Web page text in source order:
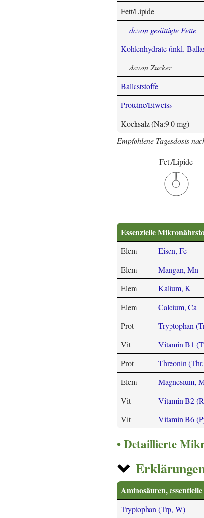
Fett/Lipide
davon gesättigte Fette
Kohlenhydrate (inkl.
davon Zucker
Ballaststoffe
Proteine/Eiweiss
Kochsalz (Na:9,0 mg)
Empfohlene Tagesdosis
Fett/Lipide
Essenzielle
Elem Eisen, Fe
Elem
Mangan, Mn
Elem
Kalium, K
Elem
Calcium, Ca
Prot
Tryptophan
Vit
Vitamin B1
Prot
Threonin
Elem
Magnesium,
Vit
Vitamin B2
Vit
Vitamin B6
Detaillierte
Aminosäuren, essentielle
Tryptophan (Trp, W)